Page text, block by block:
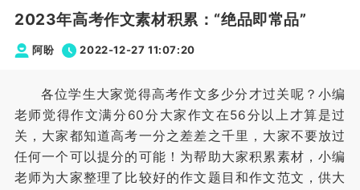
2023年高考作文素材积累：“绝品即常品”
阿盼 2022-12-27 11:07:20
各位学生大家觉得高考作文多少分才过关呢？小编
老师觉得作文满分60分大家作文在56分以上才算是过
关，大家都知道高考一分之差差之千里，大家不要放过
任何一个可以提分的可能！为帮助大家积累素材，小编
老师为大家整理了比较好的作文题目和作文范文，供大